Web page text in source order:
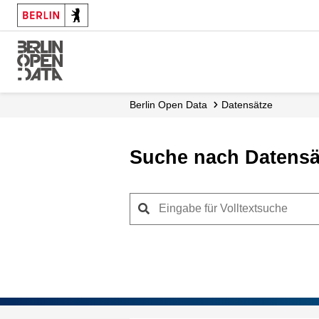
Skip
main
content
Berlin Open Data Datensätze
Suche nach